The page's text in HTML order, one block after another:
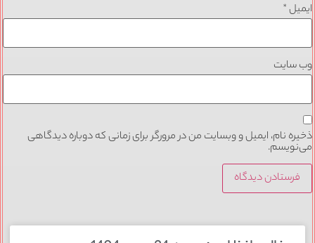
ایمیل*
وب‌ سایت
ذخیره نام، ایمیل و وبسایت من در مرورگر برای زمانی که دوباره دیدگاهی
می‌نویسم.